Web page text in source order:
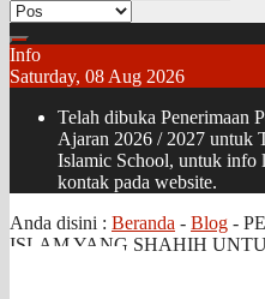
Info
Saturday, 08 Aug 2026
Telah dibuka Penerimaan
Ajaran 2026 / 2027 untuk
Islamic School, untuk info
kontak pada website.
Anda disini : Beranda - Blog -
ISLAM YANG SHAHIH